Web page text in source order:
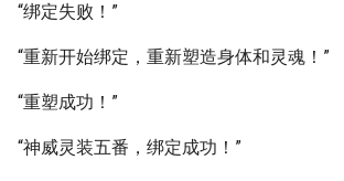
“绑定失败！”
“重新开始绑定，重新塑造身体和灵魂！”
“重塑成功！”
“神威灵装五番，绑定成功！”